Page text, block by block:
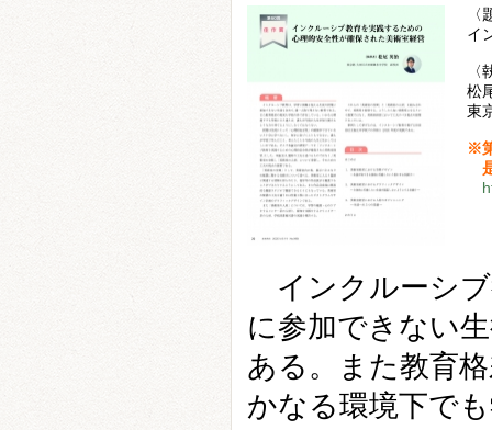
〈
イ
〈
松
東
※
インクルーシブ
に参加できない
ある。また教育
かなる環境下で